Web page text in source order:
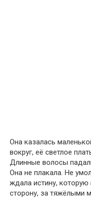
Она казалась
вокруг, её светлое
Длинные волосы
Она не плакала. Не
ждала истину,
сторону, за тяжёлыми